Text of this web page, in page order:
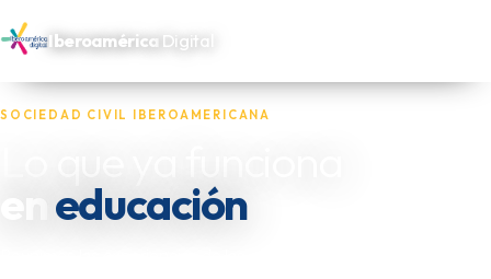
Iberoamérica Digital
SOCIEDAD CIVIL IBEROAMERICANA
salud